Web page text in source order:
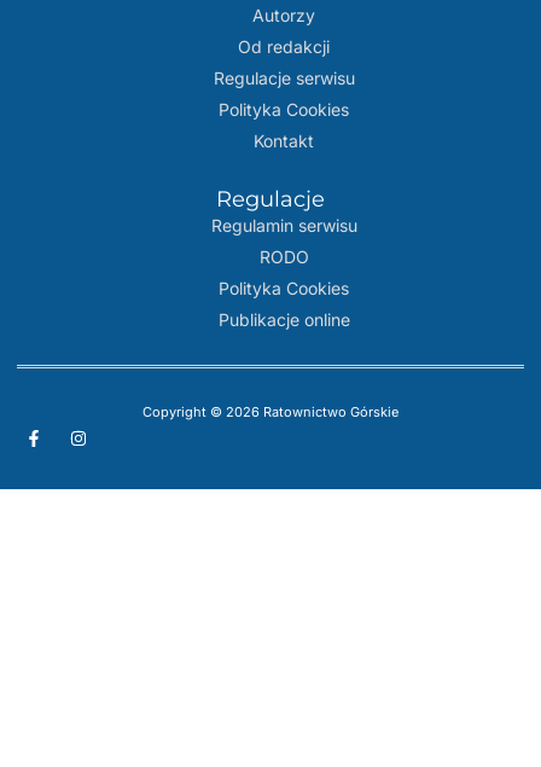
Autorzy
Od redakcji
Regulacje serwisu
Polityka Cookies
Kontakt
Regulacje
Regulamin serwisu
RODO
Polityka Cookies
Publikacje online
Copyright © 2026 Ratownictwo Górskie